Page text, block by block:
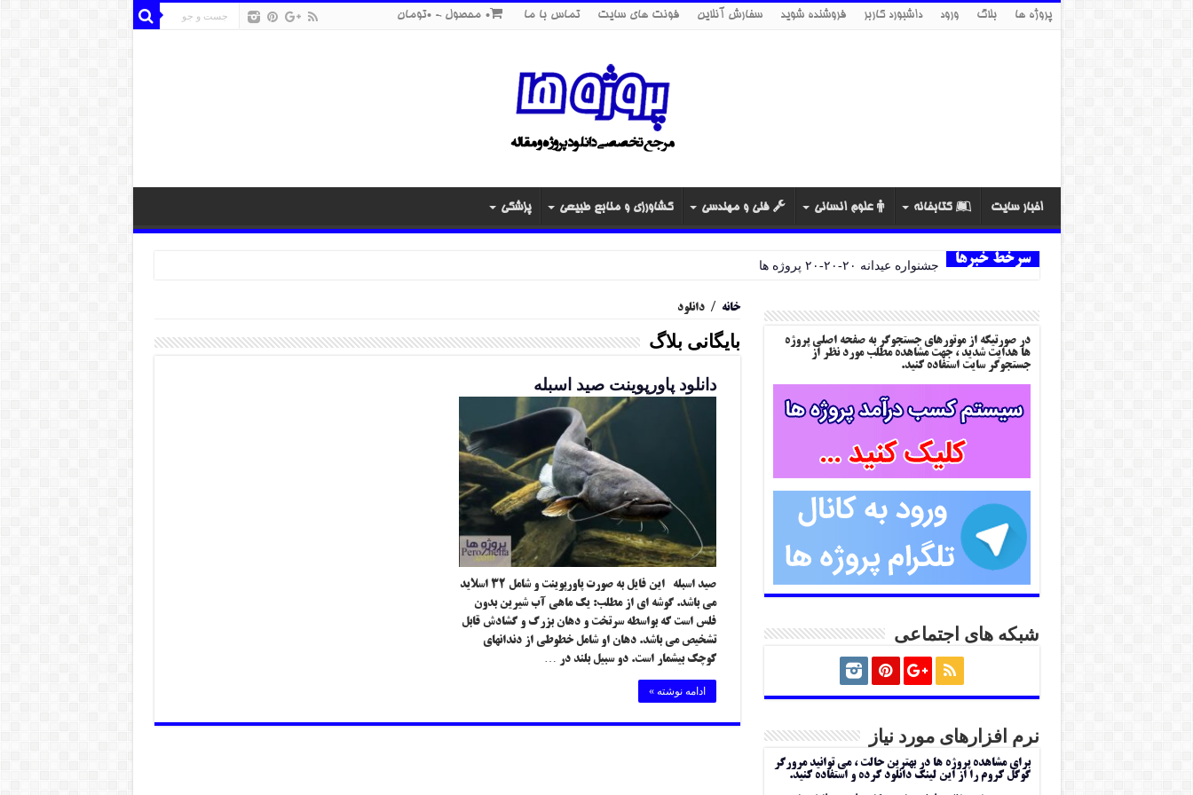
پروژه ها بلاگ ورود داشبورد کاربر فروشنده شوید سفارش آنلاین فونت های سایت تماس با ما 0 محصول 0تومان
اخبار سایت کتابخانه علوم انسانی فنی و مهندسی کشاورزی و منابع طبیعی پزشکی
سرخط خبرها جشنواره عیدانه ۲۰-۲۰-۲۰ پروژه ها
خانه / دانلود
بایگانی بلاگ
دانلود پاورپوینت صید اسبله
صید اسبله این فایل به صورت پاورپوینت و شامل ۳۲ اسلاید
می باشد. گوشه ای از مطلب: یک ماهی آب شیرین بدون
فلس است که بواسطه سرتخت و دهان بزرگ و گشادش قابل
تشخیص می باشد. دهان او شامل خطوطی از دندانهای
کوچک بیشمار است. دو سبیل بلند در …
ادامه نوشته »
در صورتیکه از موتورهای جستجوگر به صفحه اصلی پروژه
ها هدایت شدید ، جهت مشاهده مطلب مورد نظر از
جستجوگر سایت استفاده کنید.
شبکه های اجتماعی
نرم افزارهای مورد نیاز
برای مشاهده پروژه ها در بهترین حالت ، می توانید مرورگر
گوگل کروم را از این لینک دانلود کرده و استفاده کنید.